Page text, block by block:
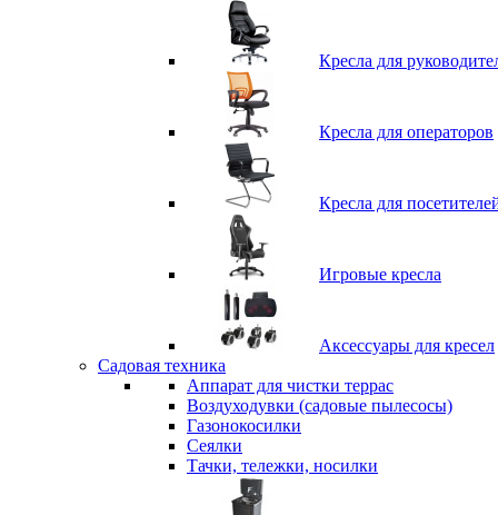
Кресла для
Кресла для операторов
Кресла для
Игровые кресла
Аксессуары для кресел
Садовая техника
Аппарат для чистки террас
Воздуходувки (садовые пылесосы)
Газонокосилки
Сеялки
Тачки, тележки, носилки